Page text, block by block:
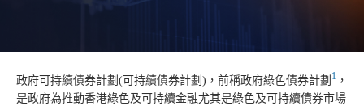
政府可持續債券計劃(可持續債券計劃)，前稱政府綠色債券計劃 1 ，
是政府為推動香港綠色及可持續金融尤其是綠色及可持續債券市場